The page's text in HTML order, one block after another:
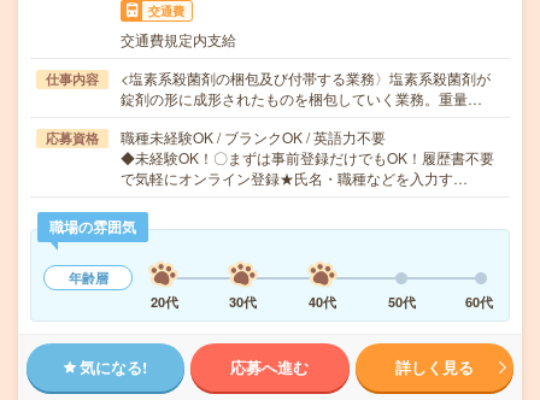
交通費
交通費規定内支給
仕事内容
<塩素系殺菌剤の梱包及び付帯する業務〉塩素系殺菌剤が
錠剤の形に成形されたものを梱包していく業務。重量…
応募資格
職種未経験OK / ブランクOK / 英語力不要
◆未経験OK！〇まずは事前登録だけでもOK！履歴書不要
で気軽にオンライン登録★氏名・職種などを入力す…
職場の雰囲気
年齢層
20代
30代 40代 50代 60代
気になる! 応募へ進む 詳しく見る